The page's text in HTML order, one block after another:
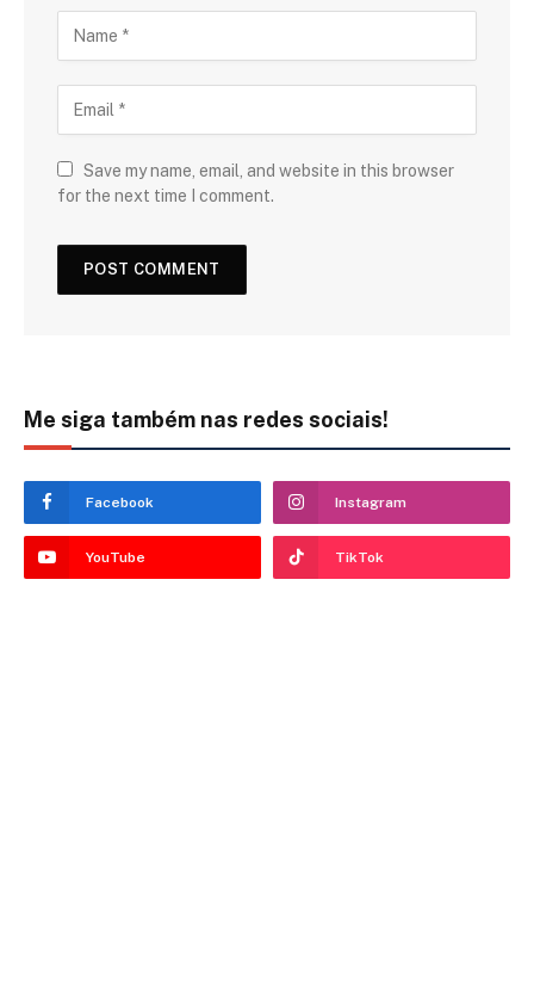
Save my name, email, and website in this browser
for the next time I comment.
Me siga também nas redes sociais!
Facebook Instagram
YouTube TikTok